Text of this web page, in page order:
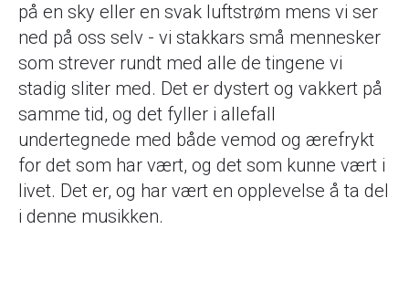
på en sky eller en svak luftstrøm mens vi ser
ned på oss selv - vi stakkars små mennesker
som strever rundt med alle de tingene vi
stadig sliter med. Det er dystert og vakkert på
samme tid, og det fyller i allefall
undertegnede med både vemod og ærefrykt
for det som har vært, og det som kunne vært i
livet. Det er, og har vært en opplevelse å ta del
i denne musikken.